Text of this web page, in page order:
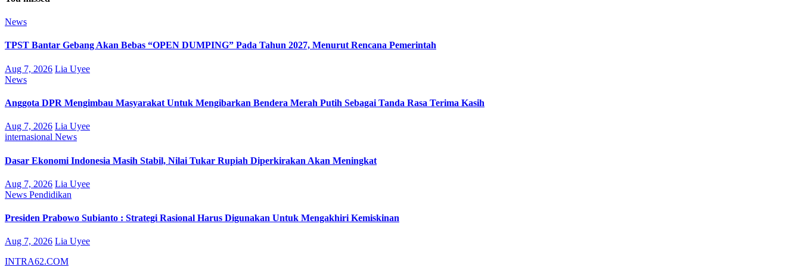
News
TPST Bantar Gebang Akan Bebas “OPEN DUMPING” Pada Tahun 2027, Menurut Rencana Pemerintah
Aug 7, 2026 Lia Uyee
News
Anggota DPR Mengimbau Masyarakat Untuk Mengibarkan Bendera Merah Putih Sebagai Tanda Rasa Terima Kasih
Aug 7, 2026 Lia Uyee
internasional News
Dasar Ekonomi Indonesia Masih Stabil, Nilai Tukar Rupiah Diperkirakan Akan Meningkat
Aug 7, 2026 Lia Uyee
News Pendidikan
Presiden Prabowo Subianto : Strategi Rasional Harus Digunakan Untuk Mengakhiri Kemiskinan
Aug 7, 2026 Lia Uyee
INTRA62.COM